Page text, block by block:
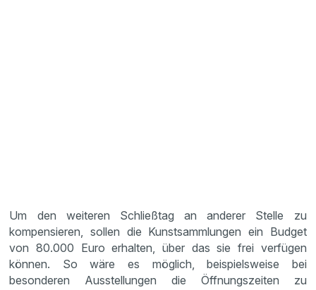
Um den weiteren Schließtag an anderer Stelle zu
kompensieren, sollen die Kunstsammlungen ein Budget
von 80.000 Euro erhalten, über das sie frei verfügen
können. So wäre es möglich, beispielsweise bei
besonderen Ausstellungen die Öffnungszeiten zu